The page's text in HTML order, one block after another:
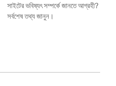
সাইটের ভবিষ্যৎ সম্পর্কে জানতে আগ্রহী?
সর্বশেষ তথ্য জানুন।